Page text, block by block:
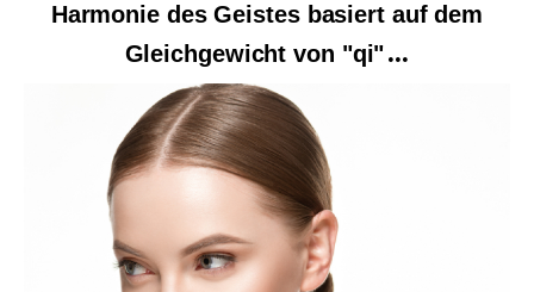
Harmonie des Geistes basiert auf dem
Gleichgewicht von "qi"...